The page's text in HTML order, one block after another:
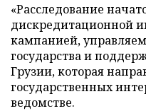
«Расследование
дискредитационной
кампанией,
государства и
Грузии, которая
государственных
ведомстве.